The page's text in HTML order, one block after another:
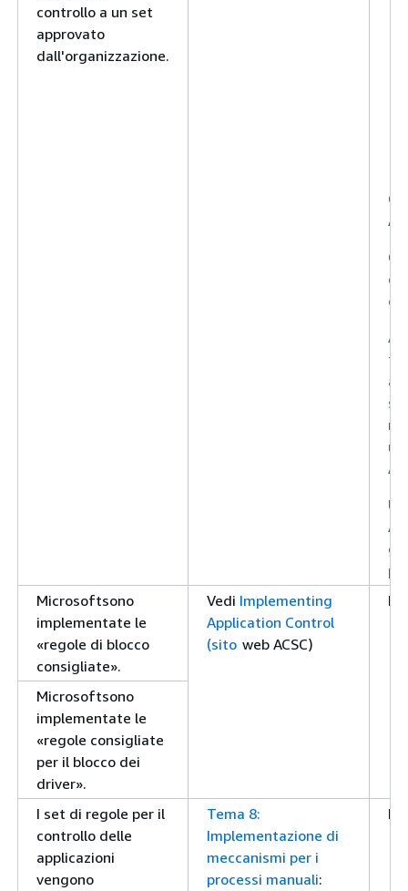
controllo a un set
approvato
dall'organizzazione.
Microsoftsono
implementate le
«regole di blocco
consigliate».
Vedi Implementing
Application Control
(sito web ACSC)
Microsoftsono
implementate le
«regole consigliate
per il blocco dei
driver».
I set di regole per il
controllo delle
applicazioni
vengono
Tema 8:
Implementazione di
meccanismi per i
processi manuali: